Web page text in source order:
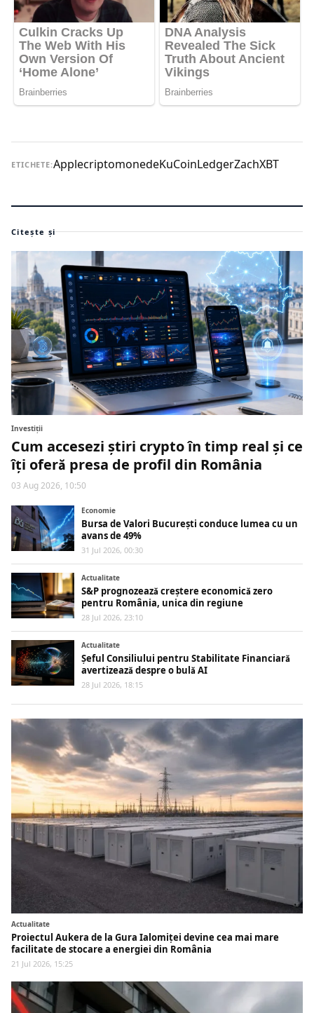
ETICHETE:ApplecriptomonedeKuCoinLedgerZachXBT
Citește și
Investiții
Cum accesezi știri crypto în timp real și ce
îți oferă presa de profil din România
03 Aug 2026, 10:50
Economie
Bursa de Valori București conduce lumea cu un
avans de 49%
31 Jul 2026, 00:30
Actualitate
S&P prognozează creștere economică zero
pentru România, unica din regiune
28 Jul 2026, 23:10
Actualitate
Șeful Consiliului pentru Stabilitate Financiară
avertizează despre o bulă AI
28 Jul 2026, 18:15
Actualitate
Proiectul Aukera de la Gura Ialomiței devine cea mai mare
facilitate de stocare a energiei din România
21 Jul 2026, 15:25